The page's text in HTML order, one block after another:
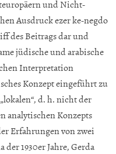
und Nicht-
Ausdruck ezer ke-negdo
des Beitrags dar und
jüdische und arabische
Interpretation
Konzept eingeführt zu
d. h. nicht der
analytischen Konzepts
Erfahrungen von zwei
1930er Jahre, Gerda